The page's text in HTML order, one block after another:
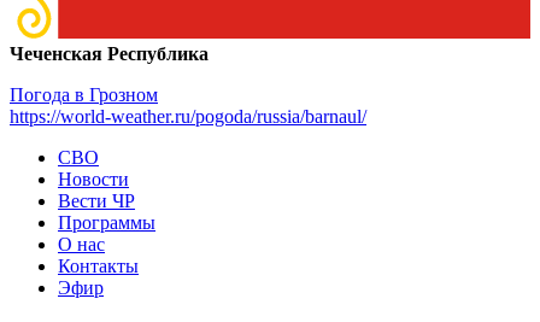
Чеченская Республика
Погода в Грозном
https://world-weather.ru/pogoda/russia/barnaul/
СВО
Новости
Вести ЧР
Программы
О нас
Контакты
Эфир